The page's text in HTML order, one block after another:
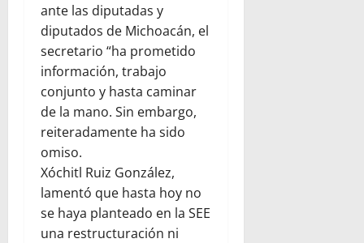
ante las diputadas y
diputados de Michoacán, el
secretario “ha prometido
información, trabajo
conjunto y hasta caminar
de la mano. Sin embargo,
reiteradamente ha sido
omiso.
Xóchitl Ruiz González,
lamentó que hasta hoy no
se haya planteado en la SEE
una restructuración ni